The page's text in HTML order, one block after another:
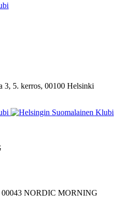
3, 5. kerros, 00100 Helsinki
00043 NORDIC MORNING